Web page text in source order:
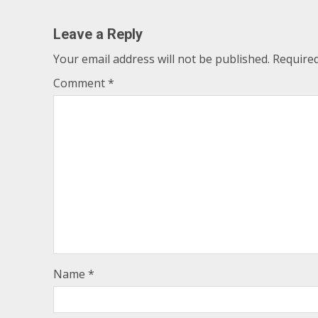
Leave a Reply
Your email address will not be published.
Comment*
Name *